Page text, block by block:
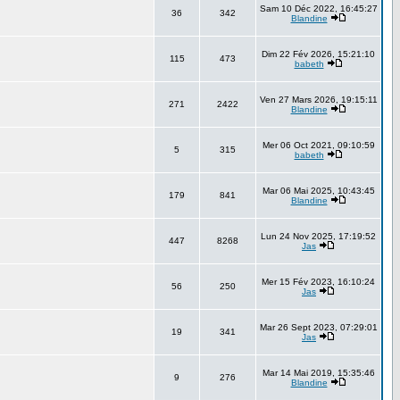
36 342
Sam 10 Déc 2022, 16:45:27
Blandine
115 473
Dim 22 Fév 2026, 15:21:10
babeth
271 2422
Ven 27 Mars 2026, 19:15:11
Blandine
5 315
Mer 06 Oct 2021, 09:10:59
babeth
179 841
Mar 06 Mai 2025, 10:43:45
Blandine
447 8268
Lun 24 Nov 2025, 17:19:52
Jas
56 250
Mer 15 Fév 2023, 16:10:24
Jas
19 341
Mar 26 Sept 2023, 07:29:01
Jas
9 276
Mar 14 Mai 2019, 15:35:46
Blandine